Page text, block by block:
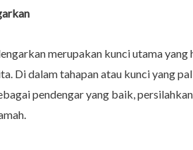
merupakan kunci utama
Di dalam tahapan atau kunci yang
pendengar yang baik,